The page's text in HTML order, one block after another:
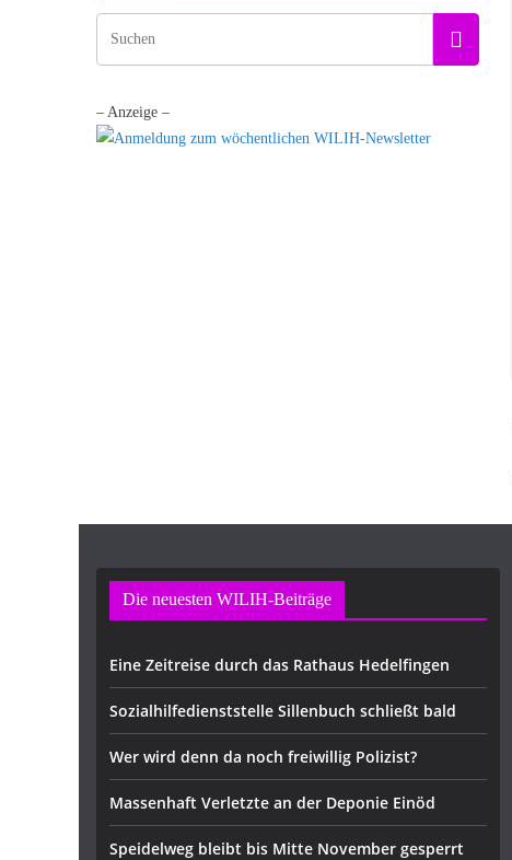
– Anzeige –
Die neuesten WILIH-Beiträge
Eine Zeitreise durch das Rathaus Hedelfingen
Sozialhilfedienststelle Sillenbuch schließt bald
Wer wird denn da noch freiwillig Polizist?
Massenhaft Verletzte an der Deponie Einöd
Speidelweg bleibt bis Mitte November gesperrt